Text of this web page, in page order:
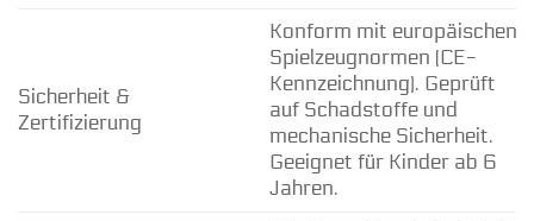
Sicherheit &
Zertifizierung
Konform mit europäischen
Spielzeugnormen (CE-
Kennzeichnung). Geprüft
auf Schadstoffe und
mechanische Sicherheit.
Geeignet für Kinder ab 6
Jahren.